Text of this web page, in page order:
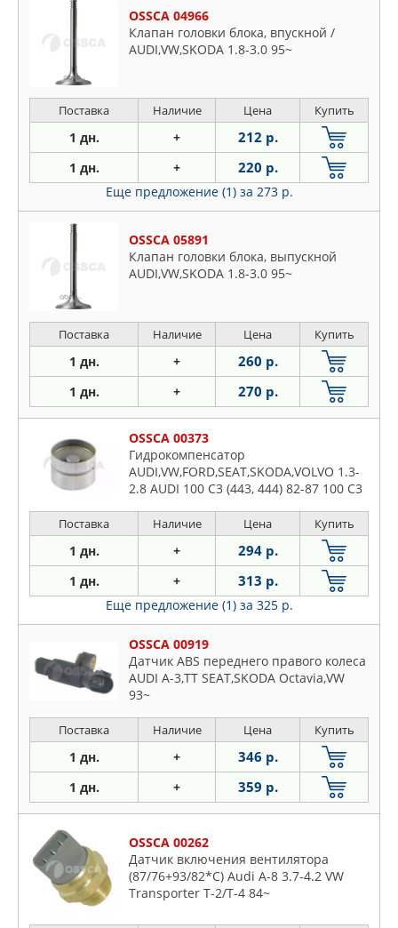
OSSCA 04966
Клапан головки блока, впускной /
AUDI,VW,SKODA 1.8-3.0 95~
Поставка Наличие Цена Купить
1 дн. + 212 р.
1 дн. + 220 р.
Еще предложение (1) за 273 р.
OSSCA 05891
Клапан головки блока, выпускной
AUDI,VW,SKODA 1.8-3.0 95~
Поставка Наличие Цена Купить
1 дн. + 260 р.
1 дн. + 270 р.
OSSCA 00373
Гидрокомпенсатор
AUDI,VW,FORD,SEAT,SKODA,VOLVO 1.3-
2.8 AUDI 100 C3 (443, 444) 82-87 100 C3
Поставка Наличие Цена Купить
1 дн. + 294 р.
1 дн. + 313 р.
Еще предложение (1) за 325 р.
OSSCA 00919
Датчик ABS переднего правого колеса
AUDI A-3,TT SEAT,SKODA Octavia,VW
93~
Поставка Наличие Цена Купить
1 дн. + 346 р.
1 дн. + 359 р.
OSSCA 00262
Датчик включения вентилятора
(87/76+93/82*C) Audi A-8 3.7-4.2 VW
Transporter T-2/T-4 84~